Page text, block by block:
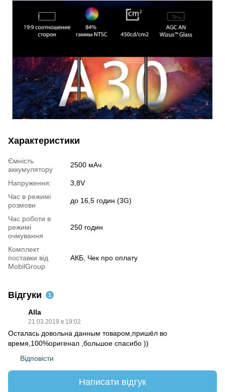
Характеристики
Ємність
аккумулятору
2500 мАч
Напруження:
3,8V
Час в режимі
розмови
до 16,5 годин (3G)
Час роботи в
режимі
очікування
250 годин
Комплект
поставки від
MobilGroup
АКБ, Чек про оплату
Відгуки 1
Alla
21.03.2019 в 19:02
Осталась довольна данным товаром,пришёл во
время,100%оригенал ,большое спасибо ))
Відповісти
Написати відгук